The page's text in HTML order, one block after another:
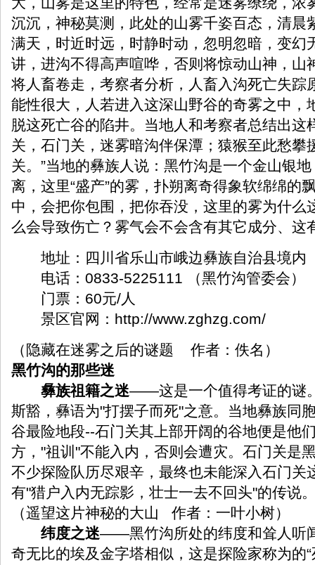
沉沉，神秘莫测，此处的山雾千姿百态，清晨
满天，时近时远，时静时动，忽明忽暗，变幻
讲，进沟不得高声喧哗，否则将惊动山神，山
将人畜卷走，考察者分析，人畜入沟死亡失踪
能性很大，人若进入这深山野谷的奇雾之中，
脱这死亡谷的陷井。当地人和考察者总结出这
关，石门关，迷雾暗沟伴保潭；猿猴至此愁攀
关。”当地的彝族人说：黑竹沟是一个金山银
离，这里“盛产”的雾，扑朔离奇得象软绵绵的
中，会把你包围，把你吞没，这里的雾为什么
么会导致伤亡？雾气会不会含有其它成分、
地址：四川省乐山市峨边彝族自治县境内
电话：0833-5225111 （黑竹沟管委会）
门票：60元/人
景区官网：http://www.zghzg.com/
（隐藏在迷雾之后的谜题 作者：佚名）
黑竹沟的那些迷
彝族祖籍之迷——这是一个值得考证的谜
斯豁，彝语为"打摆子而死"之意。当地彝族同
谷最险地段--石门关其上部开阔的谷地便是他
方，"祖训"不能入内，否则会遭灾。石门关是
不少探险队历尽艰辛，最终也未能深入石门关
有"猎户入内无踪影，壮士一去不回头"的传说
（遥望这片神秘的大山 作者：一叶小树）
纬度之迷——黑竹沟所处的纬度和耸人听
奇无比的埃及金字塔相似，这是探险家称为的